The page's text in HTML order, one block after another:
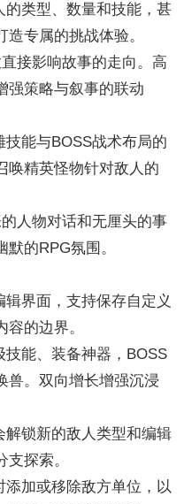
类型、数量和技能，甚
专属的挑战体验。
接影响故事的走向。高
强策略与叙事的联动
能与BOSS战术布局的
唤精英怪物针对敌人的
人物对话和无厘头的事
的RPG氛围。
界面，支持保存自定义
的边界。
能、装备神器，BOSS
兽。双向增长增强沉浸
锁新的敌人类型和编辑
探索。
加或移除敌方单位，以